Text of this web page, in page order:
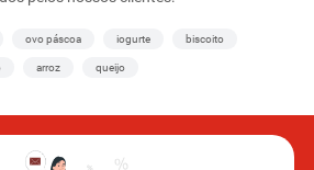
ovo páscoa iogurte biscoito
arroz queijo